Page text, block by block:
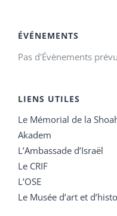
ÉVÉNEMENTS
Pas d'Évènements
LIENS UTILES
Le Mémorial de la
Akadem
L’Ambassade d’Israël
Le CRIF
L’OSE
Le Musée d’art et